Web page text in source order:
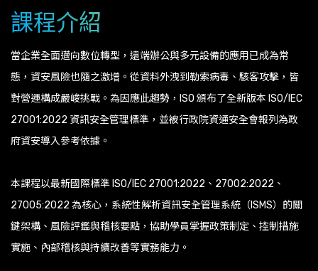
課程介紹
當企業全面邁向數位轉型，遠端辦公與多元設備的應用已成為常
態，資安風險也隨之激增。從資料外洩到勒索病毒、駭客攻擊，皆
對營運構成嚴峻挑戰。為因應此趨勢，ISO 頒布了全新版本 ISO/IEC
27001:2022 資訊安全管理標準，並被行政院資通安全會報列為政
府資安導入參考依據。
本課程以最新國際標準 ISO/IEC 27001:2022、27002:2022、
27005:2022 為核心，系統性解析資訊安全管理系統（ISMS）的關
鍵架構、風險評鑑與稽核要點，協助學員掌握政策制定、控制措施
實施、內部稽核與持續改善等實務能力。